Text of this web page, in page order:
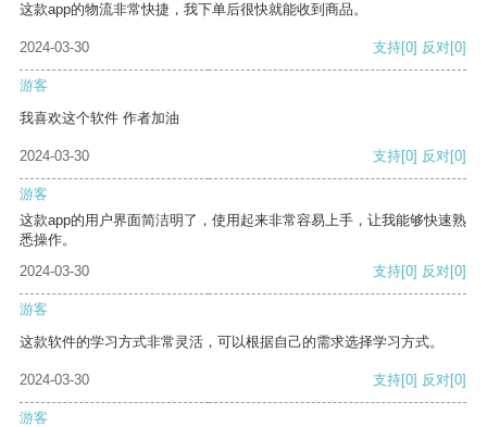
这款app的物流非常快捷，我下单后很快就能收到商品。
2024-03-30 支持[0] 反对[0]
游客
我喜欢这个软件 作者加油
2024-03-30 支持[0] 反对[0]
游客
这款app的用户界面简洁明了，使用起来非常容易上手，让我能够快速熟
悉操作。
2024-03-30
支持[0] 反对[0]
游客
这款软件的学习方式非常灵活，可以根据自己的需求选择学习方式。
2024-03-30 支持[0] 反对[0]
游客